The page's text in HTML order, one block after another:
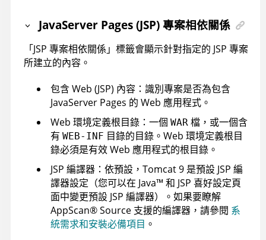
JavaServer Pages (JSP) 專案相依關係
「JSP 專案相依關係」標籤會顯示針對指定的 JSP 專案
所建立的內容。
包含 Web (JSP) 內容：識別專案是否為包含
JavaServer Pages 的 Web 應用程式。
Web 環境定義根目錄：一個 WAR 檔，或一個含
有 WEB-INF 目錄的目錄。Web 環境定義根目
錄必須是有效 Web 應用程式的根目錄。
JSP 編譯器：依預設， Tomcat 9 是預設 JSP 編
譯器設定（您可以在 Java™ 和 JSP 喜好設定頁
面中變更預設 JSP 編譯器）。如果要瞭解
AppScan®Source 支援的編譯器，請參閱 系
統需求和安裝必備項目 。